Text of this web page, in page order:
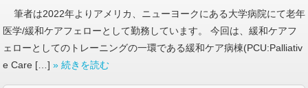
筆者は2022年よりアメリカ、ニューヨークにある大学病院にて老年
医学/緩和ケアフェローとして勤務しています。 今回は、緩和ケアフ
ェローとしてのトレーニングの一環である緩和ケア病棟(PCU:Palliativ
e Care […] » 続きを読む